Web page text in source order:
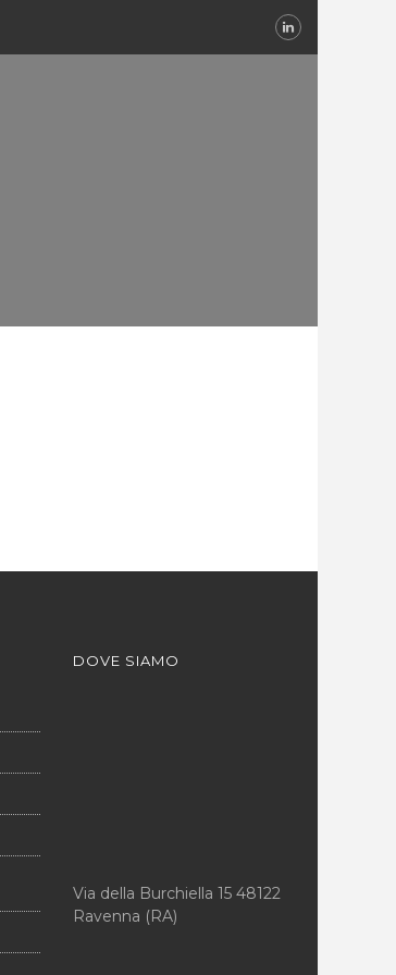
DOVE SIAMO
Via della Burchiella 15 48122
Ravenna (RA)